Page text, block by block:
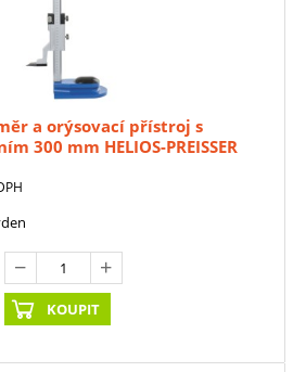
a orýsovací přístroj s
300 mm HELIOS-PREISSER
KOUPIT